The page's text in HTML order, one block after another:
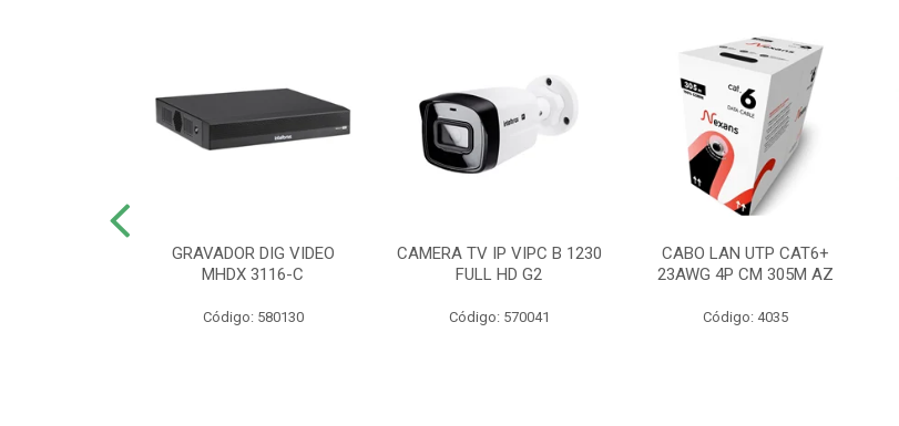
GRAVADOR DIG VIDEO
MHDX 3116-C
Código: 580130
CAMERA TV IP VIPC B 1230
FULL HD G2
Código: 570041
CABO LAN UTP CAT6+
23AWG 4P CM 305M AZ
Código: 4035